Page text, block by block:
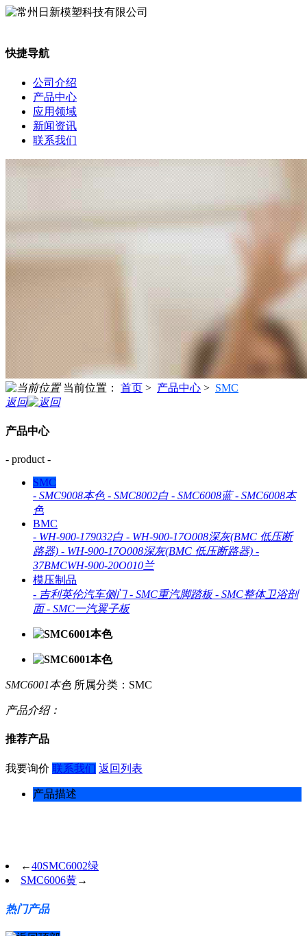
快捷导航
公司介绍
产品中心
应用领域
新闻资讯
联系我们
当前位置： 首页 > 产品中心 > SMC
返回
产品中心
- product -
SMC
- SMC9008本色 - SMC8002白 - SMC6008蓝 - SMC6008本
色
BMC
- WH-900-179032白 - WH-900-17O008深灰(BMC 低压断
路器) - WH-900-17O008深灰(BMC 低压断路器) -
37BMCWH-900-20O010兰
模压制品
- 吉利英伦汽车侧门 - SMC重汽脚踏板 - SMC整体卫浴剖
面 - SMC一汽翼子板
SMC6001本色 所属分类：SMC
产品介绍：
推荐产品
我要询价 联系我们 返回列表
产品描述
←40SMC6002绿
SMC6006黄→
热门产品